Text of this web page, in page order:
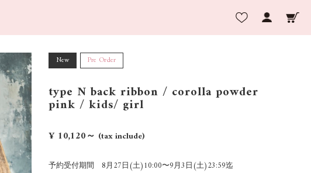
New Pre Order
type N back ribbon / corolla powder
pink / kids/ girl
¥ 10,120～ (tax include)
予約受付期間 8月27日(土)10:00〜9月3日(土)23:59迄